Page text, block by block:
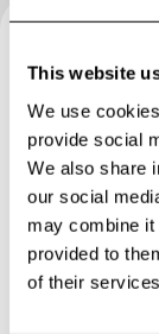
This website
We use
provide social
We also share
our social
may combine it
provided to
of their
Define los